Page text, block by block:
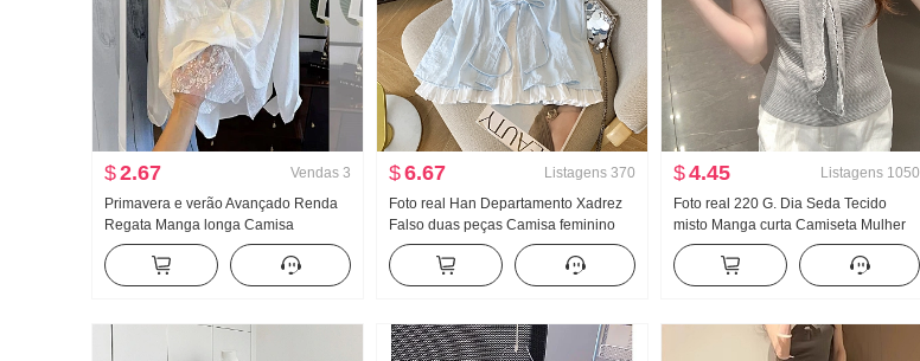
$2.67 Vendas 3
Primavera e verão Avançado Renda
Regata Manga longa Camisa
feminino Solto Conjunto de duas
peças Doce Fresco
$6.67 Listagens 370
Foto real Han Departamento Xadrez
Falso duas peças Camisa feminino
Babado Redução da idade Solto Sem
mangas Camisa de boneca Regata
Top
$4.45 Listagens 1050
Foto real 220 G. Dia Seda Tecido
misto Manga curta Camiseta Mulher
Verão Novo Han Departamento Falso
duas peças Efeito emagrecedor Xale
Top